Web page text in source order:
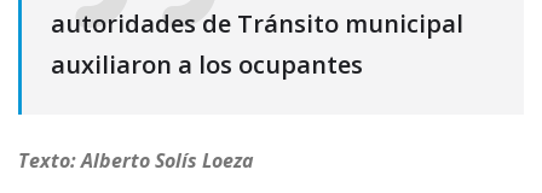
autoridades de Tránsito municipal
auxiliaron a los ocupantes
Texto: Alberto Solís Loeza